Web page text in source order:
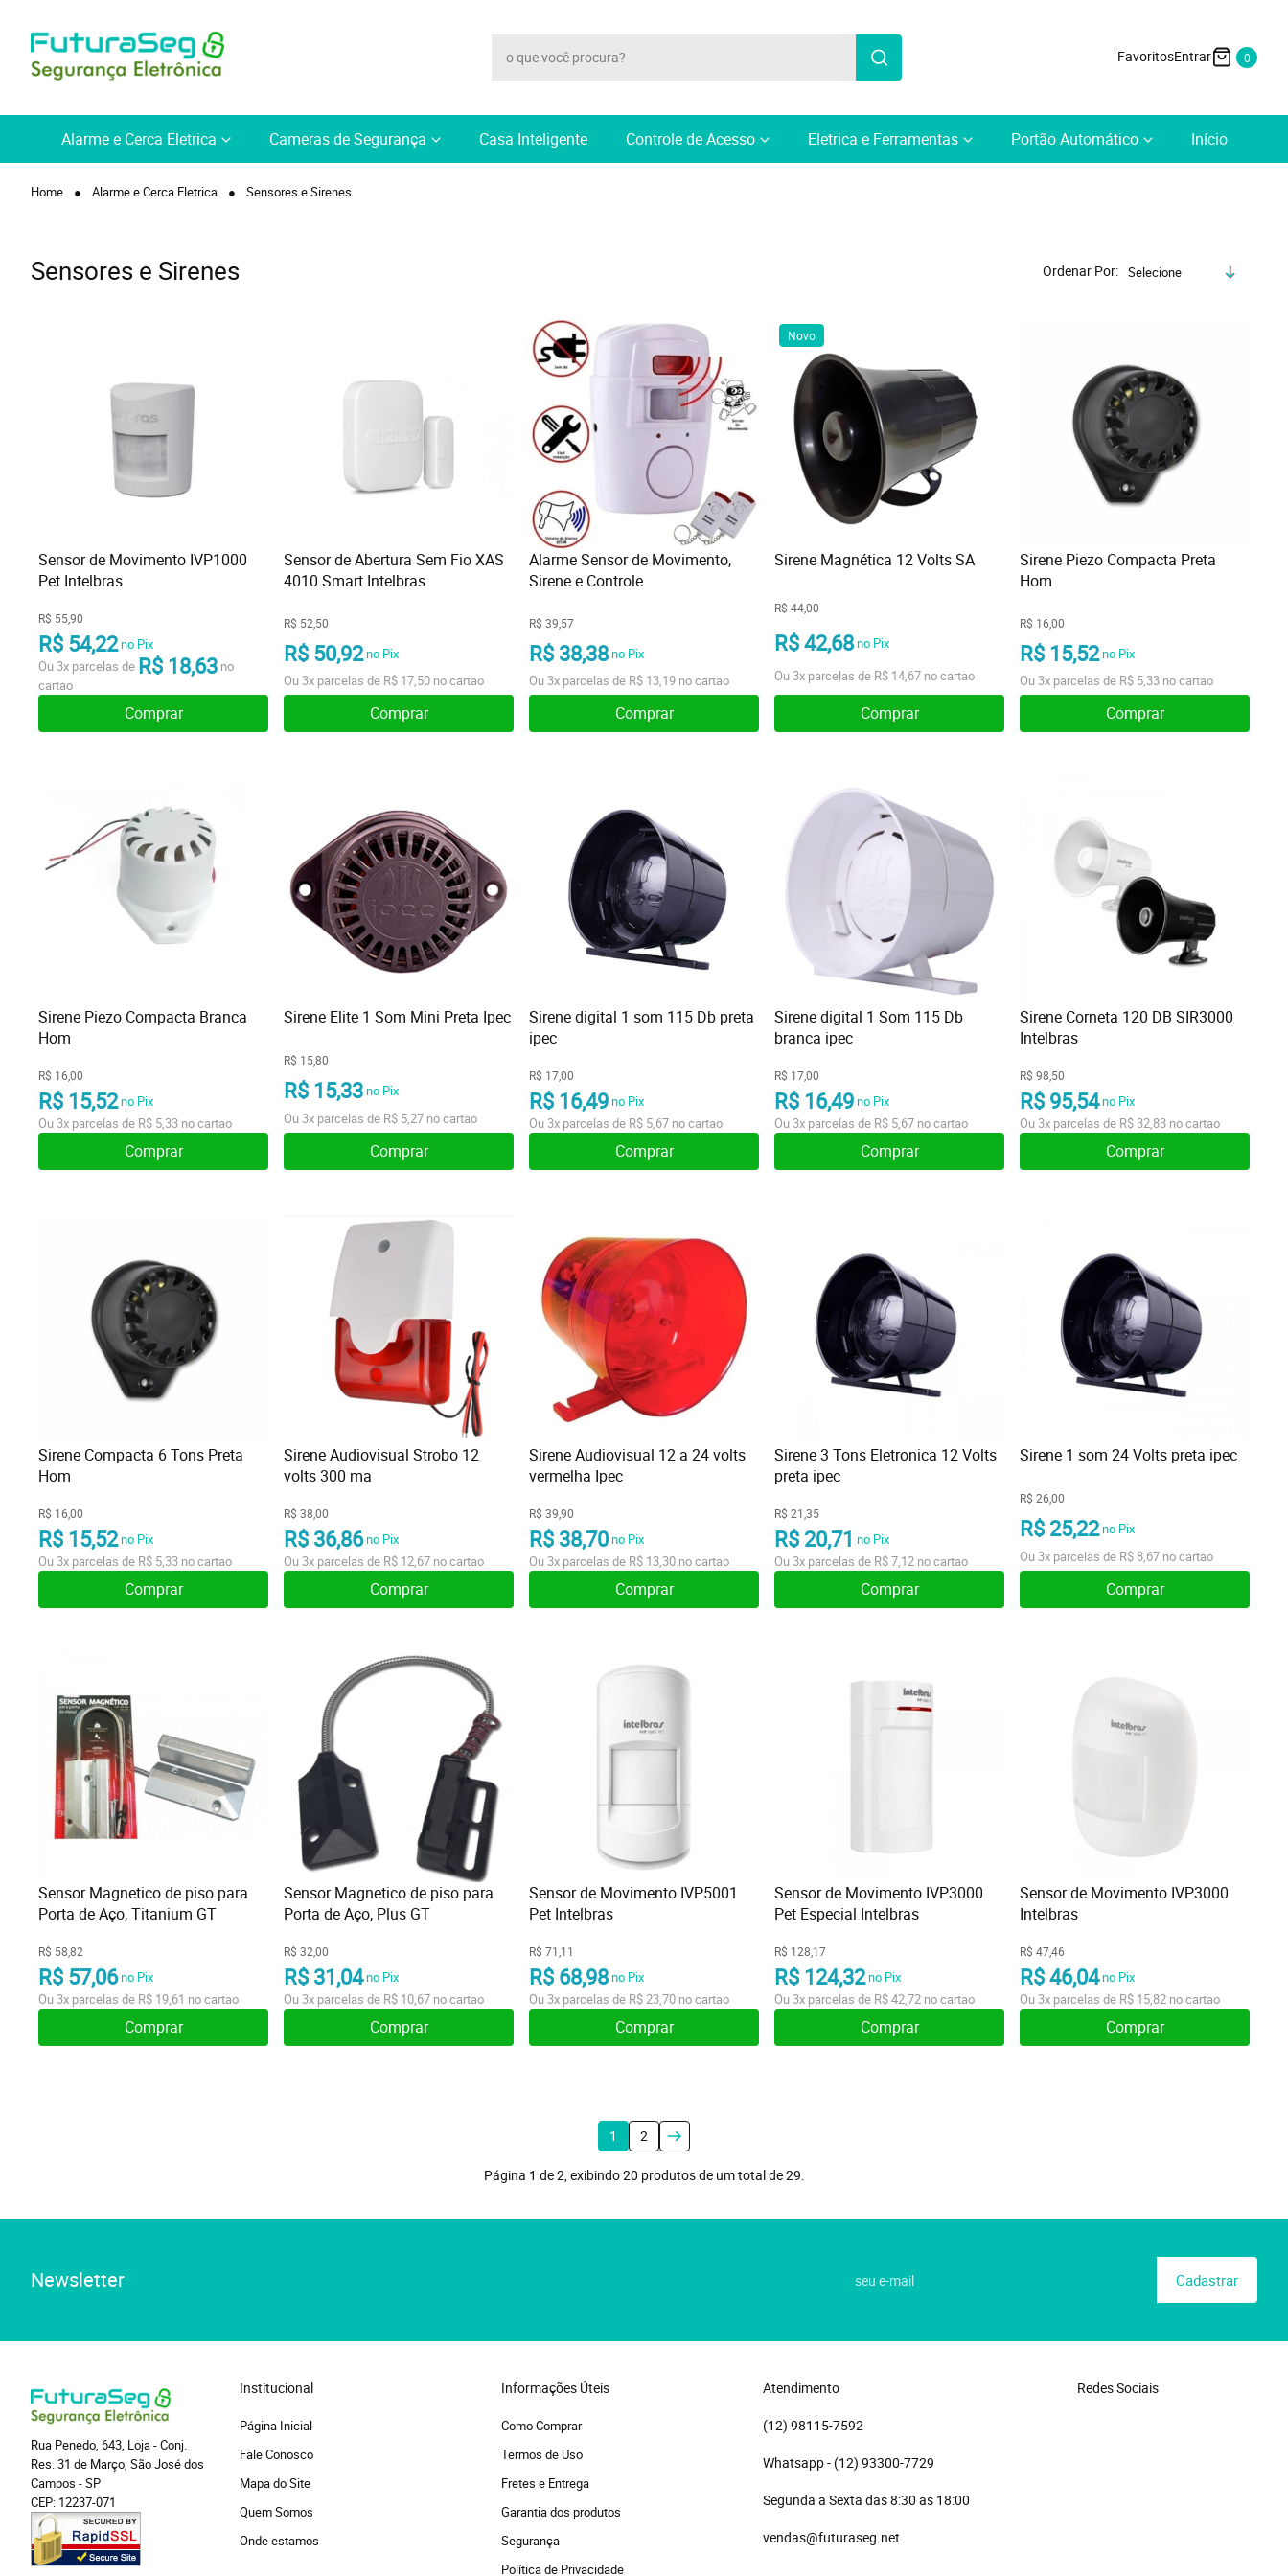
0
Alarme e Cerca Eletrica Cameras de Segurança Casa Inteligente Controle de Acesso Eletrica e Ferramentas Portão Automático Início
Home Alarme e Cerca Eletrica Sensores e Sirenes
Sensores e Sirenes Ordenar Por Selecione
Sensor de Movimento IVP1000
Pet Intelbras
R$ 55,90
R$ 54,22no Pix
Ou3x parcelas de R$ 18,63 no
cartao
Comprar
Sensor de Abertura Sem Fio XAS
4010 Smart Intelbras
R$ 52,50
R$ 50,92no Pix
Ou3x parcelas de R$ 17,50 no cartao
Comprar
Alarme Sensor de Movimento,
Sirene e Controle
R$ 39,57
R$ 38,38no Pix
Ou3x parcelas de R$ 13,19 no cartao
Comprar
Novo
Sirene Magnética 12 Volts SA
R$ 44,00
R$ 42,68no Pix
Ou3x parcelas de R$ 14,67 no cartao
Comprar
Sirene Piezo Compacta Preta
Hom
R$ 16,00
R$ 15,52no Pix
Ou3x parcelas de R$ 5,33 no cartao
Comprar
Sirene Piezo Compacta Branca
Hom
R$ 16,00
R$ 15,52no Pix
Ou3x parcelas de R$ 5,33 no cartao
Comprar
Sirene Elite 1 Som Mini Preta Ipec
R$ 15,80
R$ 15,33no Pix
Ou3x parcelas de R$ 5,27 no cartao
Comprar
Sirene digital 1 som 115 Db preta
ipec
R$ 17,00
R$ 16,49no Pix
Ou3x parcelas de R$ 5,67 no cartao
Comprar
Sirene digital 1 Som 115 Db
branca ipec
R$ 17,00
R$ 16,49no Pix
Ou3x parcelas de R$ 5,67 no cartao
Comprar
Sirene Corneta 120 DB SIR3000
Intelbras
R$ 98,50
R$ 95,54no Pix
Ou3x parcelas de R$ 32,83 no cartao
Comprar
Sirene Compacta 6 Tons Preta
Hom
R$ 16,00
R$ 15,52no Pix
Ou3x parcelas de R$ 5,33 no cartao
Comprar
Sirene Audiovisual Strobo 12
volts 300 ma
R$ 38,00
R$ 36,86no Pix
Ou3x parcelas de R$ 12,67 no cartao
Comprar
Sirene Audiovisual 12 a 24 volts
vermelha Ipec
R$ 39,90
R$ 38,70no Pix
Ou3x parcelas de R$ 13,30 no cartao
Comprar
Sirene 3 Tons Eletronica 12 Volts
preta ipec
R$ 21,35
R$ 20,71 no Pix
Ou3x parcelas de R$ 7,12 no cartao
Comprar
Sirene 1 som 24 Volts preta ipec
R$ 26,00
R$ 25,22no Pix
Ou3x parcelas de R$ 8,67 no cartao
Comprar
Sensor Magnetico de piso para
Porta de Aço, Titanium GT
R$ 58,82
R$ 57,06no Pix
Ou3x parcelas de R$ 19,61 no cartao
Comprar
Sensor Magnetico de piso para
Porta de Aço, Plus GT
R$ 32,00
R$ 31,04no Pix
Ou3x parcelas de R$ 10,67 no cartao
Comprar
Sensor de Movimento IVP5001
Pet Intelbras
R$ 71,11
R$ 68,98no Pix
Ou3x parcelas de R$ 23,70 no cartao
Comprar
Sensor de Movimento IVP3000
Pet Especial Intelbras
R$ 128,17
R$ 124,32no Pix
Ou3x parcelas de R$ 42,72 no cartao
Comprar
Sensor de Movimento IVP3000
Intelbras
R$ 47,46
R$ 46,04no Pix
Ou3x parcelas de R$ 15,82 no cartao
Comprar
1 2
Página 1 de 2, exibindo 20 produtos de um total de 29.
Newsletter Cadastrar
Rua Penedo, 643, Loja-Conj.
Res. 31 de Março, São José dos
Campos -SP
CEP: 12237-071
Institucional
Página Inicial
Fale Conosco
Mapa do Site
Quem Somos
Onde estamos
Informações Úteis
Como Comprar
Termos de Uso
Fretes e Entrega
Garantia dos produtos
Segurança
Política de Privacidade
Atendimento
(12) 98115-7592
(12) 93300-7729
Segunda a Sexta das 8:30 as 18:00
vendas@futuraseg.net
Redes Sociais